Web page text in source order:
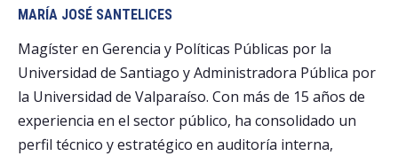
MARÍA JOSÉ SANTELICES
Magíster en Gerencia y Políticas Públicas por la
Universidad de Santiago y Administradora Pública por
la Universidad de Valparaíso. Con más de 15 años de
experiencia en el sector público, ha consolidado un
perfil técnico y estratégico en auditoría interna,